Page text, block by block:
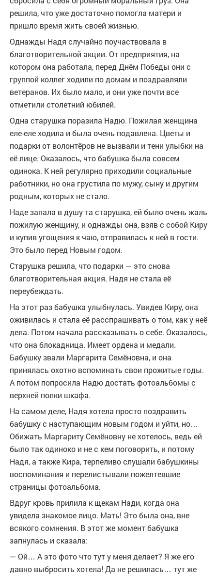
решила, что уже достаточно помогла матери и
пришло время жить своей жизнью.
Однажды Надя случайно поучаствовала в
благотворительной акции. От предприятия, на
котором она работала, перед Днём Победы они с
группой коллег ходили по домам и поздравляли
ветеранов. Их было мало, и они уже почти все
отметили столетний юбилей.
Одна старушка поразила Надю. Пожилая женщина
еле-еле ходила и была очень подавлена. Цветы и
подарки от волонтёров не вызвали и тени улыбки на
её лице. Оказалось, что бабушка была совсем
одинока. К ней регулярно приходили социальные
работники, но она грустила по мужу, сыну и другим
родным, которых не стало.
Наде запала в душу та старушка, ей было очень жаль
пожилую женщину, и однажды она, взяв с собой Киру
и купив угощения к чаю, отправилась к ней в гости.
Это было перед Новым годом.
Старушка решила, что подарки — это снова
благотворительная акция. Надя не стала её
переубеждать.
На этот раз бабушка улыбнулась. Увидев Киру, она
оживилась и стала её расспрашивать о том, как у неё
дела. Потом начала рассказывать о себе. Оказалось,
что она блокадница. Имеет ордена и медали.
Бабушку звали Маргарита Семёновна, и она
принялась охотно вспоминать свои прожитые годы.
А потом попросила Надю достать фотоальбомы с
верхней полки шкафа.
На самом деле, Надя хотела просто поздравить
бабушку с наступающим новым годом и уйти, но…
Обижать Маргариту Семёновну не хотелось, ведь ей
было так одиноко и не с кем поговорить, и потому
Надя, а также Кира, терпеливо слушали бабушкины
воспоминания и перелистывали пожелтевшие
страницы фотоальбома.
Вдруг кровь прилила к щекам Нади, когда она
увидела знакомое лицо. Мать! Это была она, вне
всякого сомнения. В этот же момент бабушка
запнулась и сказала:
— Ой… А это фото что тут у меня делает? Я же его
давно выбросить хотела! Да не решилась… тут же